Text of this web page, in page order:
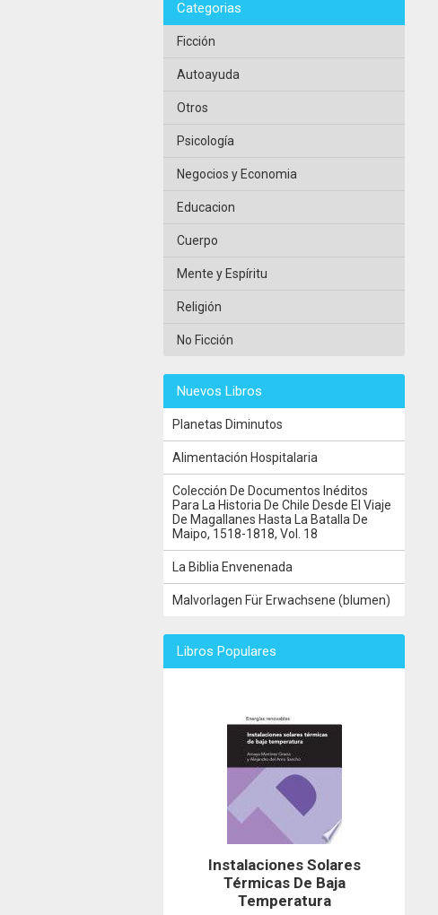
Categorias
Ficción
Autoayuda
Otros
Psicología
Negocios y Economia
Educacion
Cuerpo
Mente y Espíritu
Religión
No Ficción
Nuevos Libros
Planetas Diminutos
Alimentación Hospitalaria
Colección De Documentos Inéditos
Para La Historia De Chile Desde El Viaje
De Magallanes Hasta La Batalla De
Maipo, 1518-1818, Vol. 18
La Biblia Envenenada
Malvorlagen Für Erwachsene (blumen)
Libros Populares
Instalaciones Solares
Térmicas De Baja
Temperatura